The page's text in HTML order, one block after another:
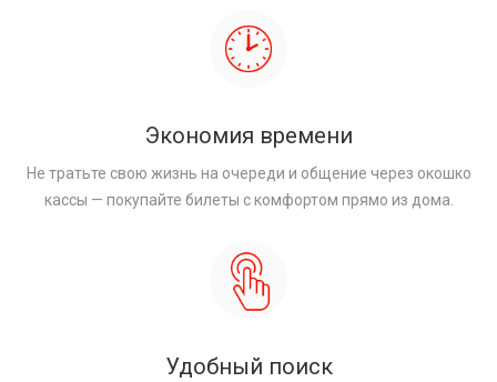
Экономия времени
Не тратьте свою жизнь на очереди и общение через окошко
кассы — покупайте билеты с комфортом прямо из дома.
Удобный поиск